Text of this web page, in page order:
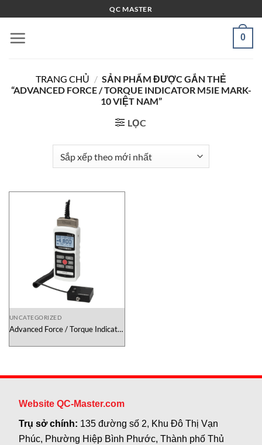
qua
nội
QC MASTER
0
TRANG CHỦ / SẢN PHẨM ĐƯỢC GẮN THẺ
“ADVANCED FORCE / TORQUE INDICATOR M5IE MARK-
10 VIỆT NAM”
LỌC
UNCATEGORIZED
Advanced Force / Torque Indicator
Website QC-Master.com
Trụ sở chính: 135 đường số 2, Khu Đô Thị Vạn
Phúc, Phường Hiệp Bình Phước, Thành phố Thủ